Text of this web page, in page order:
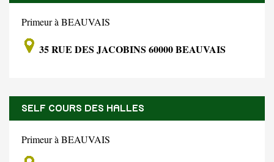
Primeur à BEAUVAIS
35 RUE DES JACOBINS 60000 BEAUVAIS
SELF COURS DES HALLES
Primeur à BEAUVAIS